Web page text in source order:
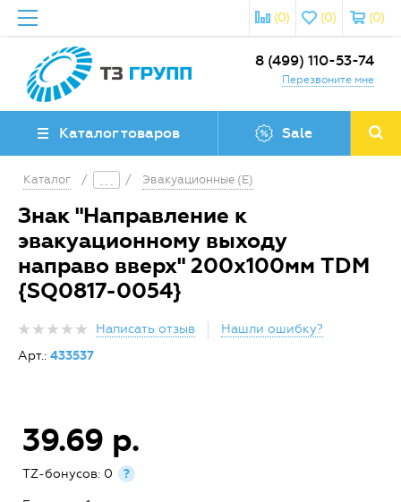
(0)
(0)
(0)
8 (499) 110-53-74
Перезвоните мне
Каталог товаров Sale
Каталог / / Эвакуационные (E)
Знак "Направление к
эвакуационному выходу
направо вверх" 200х100мм TDM
{SQ0817-0054}
Написать отзыв
Нашли ошибку?
Арт.: 433537
39.69 р.
TZ-бонусов: 0 ?